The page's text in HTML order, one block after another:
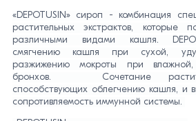
«DEPOTUSIN» сироп - комбинация
растительных экстрактов, которые
различными видами кашля.
смягчению кашля при сухой,
разжижению мокроты при влажной,
бронхов. Сочетание
способствующих облегчению кашля, и
сопротивляемость иммунной системы.